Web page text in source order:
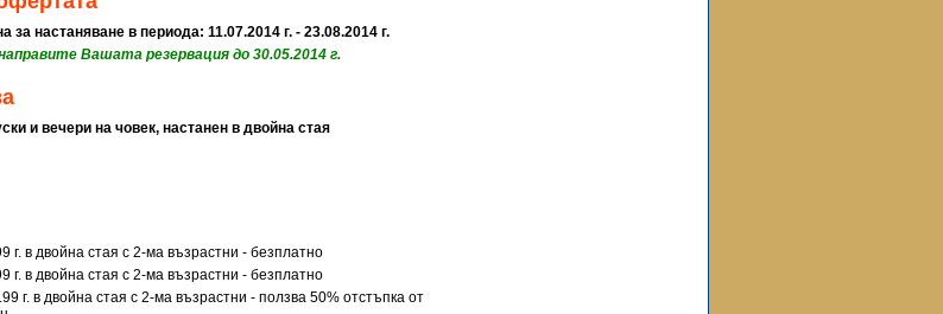
за настаняване в периода: 11.07.2014 г. - 23.08.2014 г.
Вашата резервация до 30.05.2014 г.
и вечери на човек, настанен в двойна стая
г. в двойна стая с 2-ма възрастни - безплатно
г. в двойна стая с 2-ма възрастни - безплатно
г. в двойна стая с 2-ма възрастни - ползва 50% отстъпка от